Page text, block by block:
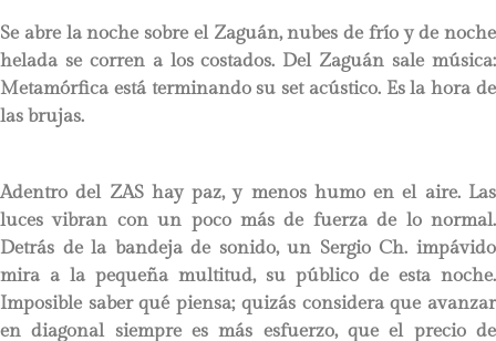
Se abre la noche sobre el Zaguán, nubes de frío y de noche
helada se corren a los costados. Del Zaguán sale música:
Metamórfica está terminando su set acústico. Es la hora de
las brujas.
Adentro del ZAS hay paz, y menos humo en el aire. Las
luces vibran con un poco más de fuerza de lo normal.
Detrás de la bandeja de sonido, un Sergio Ch. impávido
mira a la pequeña multitud, su público de esta noche.
Imposible saber qué piensa; quizás considera que avanzar
en diagonal siempre es más esfuerzo, que el precio de